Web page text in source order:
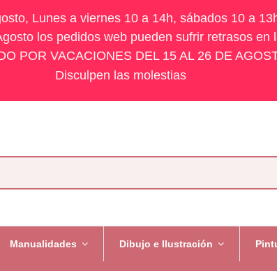
Lunes a viernes 10 a 14h, sábados 10 a
los pedidos web pueden sufrir retrasos en
POR VACACIONES DEL 15 AL 26 DE
Disculpen las molestias
Manualidades Dibujo e Ilustración